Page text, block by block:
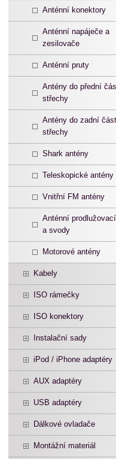
Anténní konektory
Anténní napáječe a
zesilovače
Anténní pruty
Antény do přední
střechy
Antény do zadní
střechy
Shark antény
Teleskopické antény
Vnitřní FM antény
Anténní
a svody
Motorové antény
Kabely
ISO rámečky
ISO konektory
Instalační sady
iPod / iPhone adaptéry
AUX adaptéry
USB adaptéry
Dálkové ovladače
Montážní materiál